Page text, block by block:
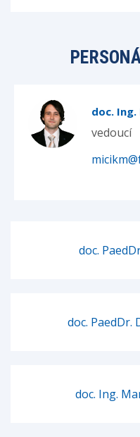
doc. Ing.
vedoucí
doc.
doc. PaedDr.
doc. Ing.